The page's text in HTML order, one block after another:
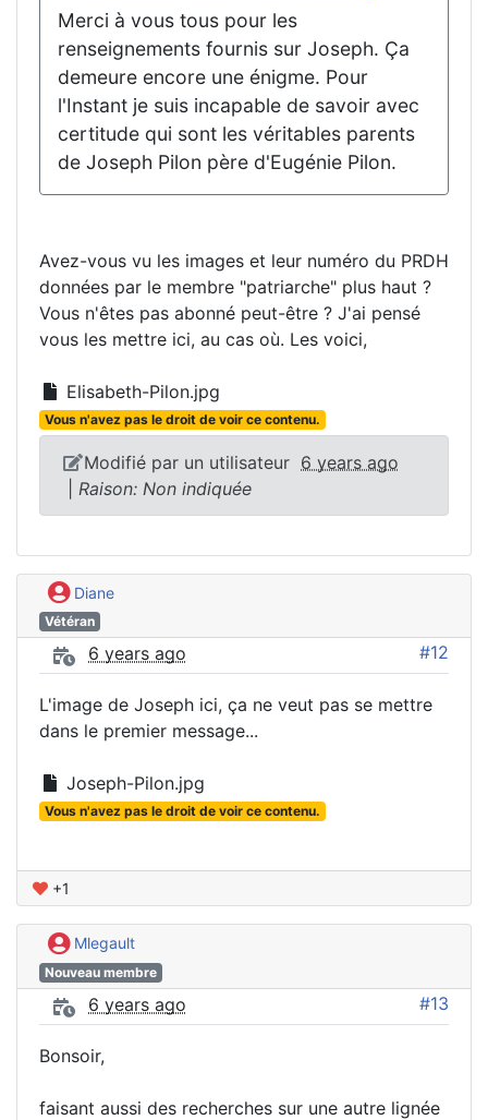
Merci à vous tous pour les
renseignements fournis sur Joseph. Ça
demeure encore une énigme. Pour
l'Instant je suis incapable de savoir avec
certitude qui sont les véritables parents
de Joseph Pilon père d'Eugénie Pilon.
Avez-vous vu les images et leur numéro du PRDH
données par le membre "patriarche" plus haut ?
Vous n'êtes pas abonné peut-être ? J'ai pensé
vous les mettre ici, au cas où. Les voici,
Elisabeth-Pilon.jpg
Vous n'avez pas le droit de voir ce contenu.
Modifié par un utilisateur 6 years ago
Raison: Non indiquée
Diane
Vétéran
6 years ago #12
L'image de Joseph ici, ça ne veut pas se mettre
dans le premier message...
Joseph-Pilon.jpg
Vous n'avez pas le droit de voir ce contenu.
+1
Mlegault
Nouveau membre
6 years ago #13
Bonsoir,
faisant aussi des recherches sur une autre lignée